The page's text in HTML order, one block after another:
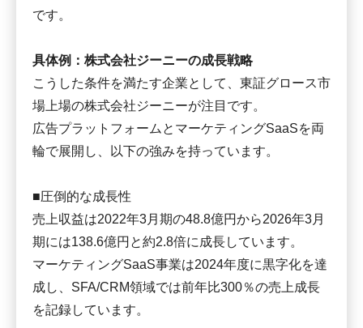
です。
具体例：株式会社ジーニーの成長戦略
こうした条件を満たす企業として、東証グロース市
場上場の株式会社ジーニーが注目です。
広告プラットフォームとマーケティングSaaSを両
輪で展開し、以下の強みを持っています。
■圧倒的な成長性
売上収益は2022年3月期の48.8億円から2026年3月
期には138.6億円と約2.8倍に成長しています。
マーケティングSaaS事業は2024年度に黒字化を達
成し、SFA/CRM領域では前年比300％の売上成長
を記録しています。